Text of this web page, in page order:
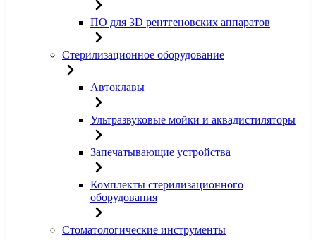
ПО для 3D рентгеновских аппаратов
Стерилизационное оборудование
Автоклавы
Ультразвуковые мойки и аквадистиляторы
Запечатывающие устройства
Комплекты стерилизационного
оборудования
Стоматологические инструменты